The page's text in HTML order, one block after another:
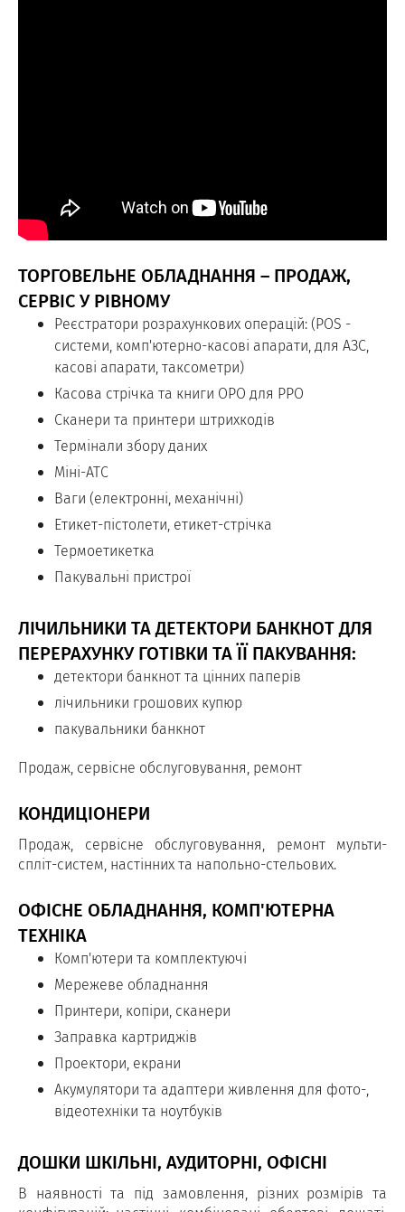
ТОРГОВЕЛЬНЕ ОБЛАДНАННЯ – ПРОДАЖ,
СЕРВІС У РІВНОМУ
Реєстратори розрахункових операцій: (POS -
системи, комп'ютерно-касові апарати, для АЗС,
касові апарати, таксометри)
Касова стрічка та книги ОРО для РРО
Сканери та принтери штрихкодів
Термінали збору даних
Міні-АТС
Ваги (електронні, механічні)
Етикет-пістолети, етикет-стрічка
Термоетикетка
Пакувальні пристрої
ЛІЧИЛЬНИКИ ТА ДЕТЕКТОРИ БАНКНОТ ДЛЯ
ПЕРЕРАХУНКУ ГОТІВКИ ТА ЇЇ ПАКУВАННЯ:
детектори банкнот та цінних паперів
лічильники грошових купюр
пакувальники банкнот
Продаж, сервісне обслуговування, ремонт
КОНДИЦІОНЕРИ
Продаж, сервісне обслуговування, ремонт мульти-
спліт-систем, настінних та напольно-стельових.
ОФІСНЕ ОБЛАДНАННЯ, КОМП'ЮТЕРНА
ТЕХНІКА
Комп'ютери та комплектуючі
Мережеве обладнання
Принтери, копіри, сканери
Заправка картриджів
Проектори, екрани
Акумулятори та адаптери живлення для фото-,
відеотехніки та ноутбуків
ДОШКИ ШКІЛЬНІ, АУДИТОРНІ, ОФІСНІ
В наявності та під замовлення, різних розмірів та